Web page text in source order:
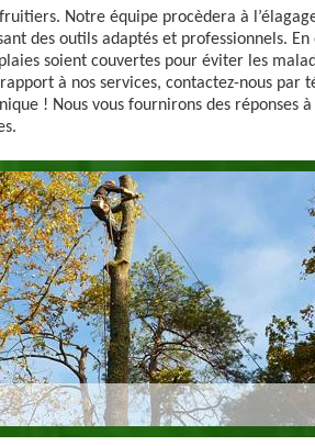
Notre équipe procèdera à
des outils adaptés et professionnels. En
soient couvertes pour éviter les
à nos services, contactez-nous par
! Nous vous fournirons des réponses à